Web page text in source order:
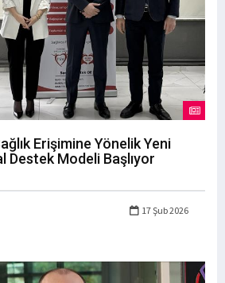
Erişimine Yönelik Yeni
Destek Modeli Başlıyor
17 Şub 2026